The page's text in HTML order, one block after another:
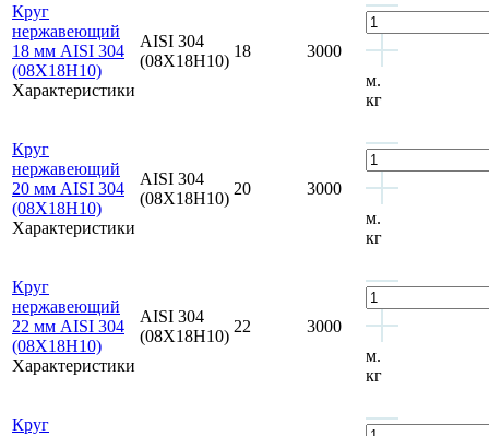
Круг
нержавеющий
18 мм AISI 304
(08Х18Н10)
Характеристики
AISI 304
(08Х18Н10)
18
3000
м.
кг
Круг
нержавеющий
20 мм AISI 304
(08Х18Н10)
Характеристики
AISI 304
(08Х18Н10)
20
3000
м.
кг
Круг
нержавеющий
22 мм AISI 304
(08Х18Н10)
Характеристики
AISI 304
(08Х18Н10)
22
3000
м.
кг
Круг